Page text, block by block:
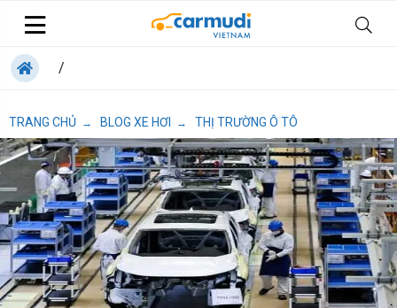
/
TRANG CHỦ → BLOG XE HƠI → THỊ TRƯỜNG Ô TÔ